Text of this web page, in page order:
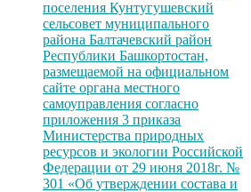
поселения Кунтугушевский
сельсовет муниципального
района Балтачевский район
Республики Башкортостан,
размещаемой на официальном
сайте органа местного
самоуправления согласно
приложения 3 приказа
Министерства природных
ресурсов и экологии Российской
Федерации от 29 июня 2018г. №
301 «Об утверждении состава и